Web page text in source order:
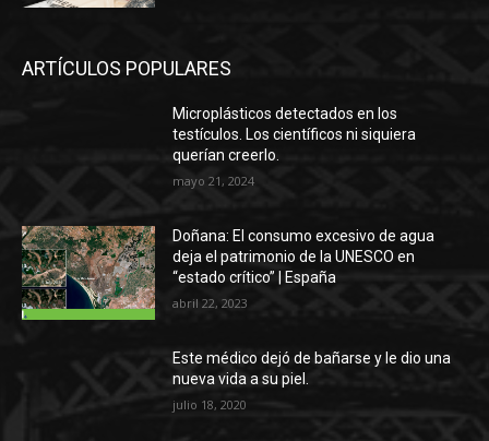
ARTÍCULOS POPULARES
Microplásticos detectados en los
testículos. Los científicos ni siquiera
querían creerlo.
mayo 21, 2024
Doñana: El consumo excesivo de agua
deja el patrimonio de la UNESCO en
“estado crítico” | España
abril 22, 2023
Este médico dejó de bañarse y le dio una
nueva vida a su piel.
julio 18, 2020